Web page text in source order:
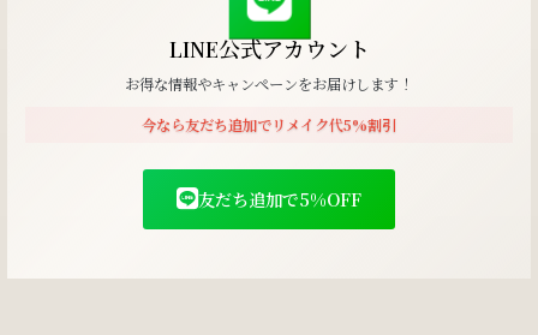
LINE公式アカウント
お得な情報やキャンペーンをお届けします！
今なら友だち追加でリメイク代5%割引
友だち追加で5%OFF